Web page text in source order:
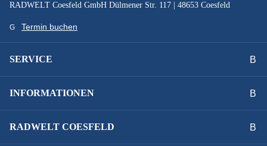
RADWELT Coesfeld GmbH Dülmener Str. 117 | 48653 Coesfeld
Termin buchen
SERVICE
INFORMATIONEN
RADWELT COESFELD